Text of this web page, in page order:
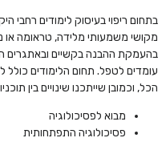
בתחום ריפוי בעיסוק לימודים רחבי
מקושי משמעותי מלידה, טראומה או
בהעמקת ההבנה בקשיים ובאתגרים
עומדים לטפל. תחום הלימודים כולל
הכל, וכמובן שייתכנו שינויים בין
מבוא לפסיכולוגיה
פסיכולוגיה התפתחותית